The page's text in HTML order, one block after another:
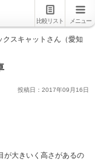
比較リスト メニュー
クスキャットさん（愛知
投稿日： 2017年09 月 16日
大きいく高さがあるの